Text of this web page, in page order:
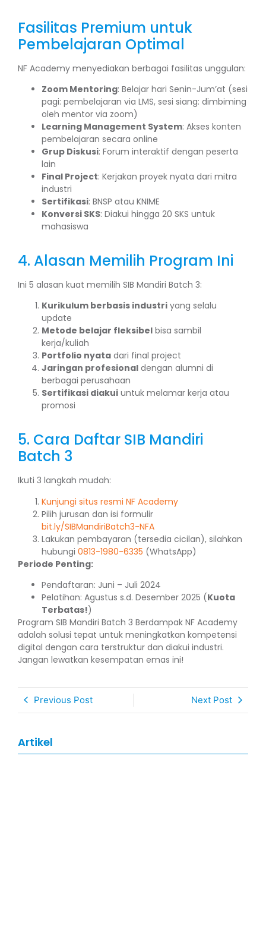
Fasilitas Premium untuk
Pembelajaran Optimal
NF Academy menyediakan berbagai fasilitas unggulan:
Zoom Mentoring: Belajar hari Senin-Jum’at (sesi
pagi: pembelajaran via LMS, sesi siang: dimbiming
oleh mentor via zoom)
Learning Management System: Akses konten
pembelajaran secara online
Grup Diskusi: Forum interaktif dengan peserta
lain
Final Project: Kerjakan proyek nyata dari mitra
industri
Sertifikasi: BNSP atau KNIME
Konversi SKS: Diakui hingga 20 SKS untuk
mahasiswa
4. Alasan Memilih Program Ini
Ini 5 alasan kuat memilih SIB Mandiri Batch 3:
Kurikulum berbasis industri yang selalu
update
Metode belajar fleksibel bisa sambil
kerja/kuliah
Portfolio nyata dari final project
Jaringan profesional dengan alumni di
berbagai perusahaan
Sertifikasi diakui untuk melamar kerja atau
promosi
5. Cara Daftar SIB Mandiri
Batch 3
Ikuti 3 langkah mudah:
Kunjungi situs resmi NF Academy
Pilih jurusan dan isi formulir
bit.ly/SIBMandiriBatch3-NFA
Lakukan pembayaran (tersedia cicilan), silahkan
hubungi 0813-1980-6335 (WhatsApp)
Periode Penting:
Pendaftaran: Juni – Juli 2024
Pelatihan: Agustus s.d. Desember 2025 (Kuota
Terbatas!)
Program SIB Mandiri Batch 3 Berdampak NF Academy
adalah solusi tepat untuk meningkatkan kompetensi
digital dengan cara terstruktur dan diakui industri.
Jangan lewatkan kesempatan emas ini!
Previous Post Next Post
Artikel